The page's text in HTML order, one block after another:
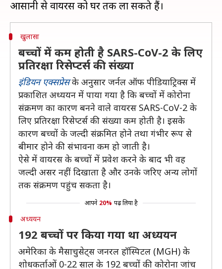
खुलासा
बच्चों में कम होती है SARS-CoV-2 के लिए
प्रतिरक्षा रिसेप्टर्स की संख्या
इंडियन एक्सप्रेसके अनुसार जर्नल ऑफ पीडियाट्रिक्स में
प्रकाशित अध्ययन में पाया गया है कि बच्चों में कोरोना
संक्रमण का कारण बनने वाले वायरस SARS-CoV-2 के
लिए प्रतिरक्षा रिसेप्टर्स की संख्या कम होती है। इसके
कारण बच्चों के जल्दी संक्रमित होने तथा गंभीर रूप से
बीमार होने की संभावना कम हो जाती है।
ऐसे में वायरस के बच्चों में प्रवेश करने के बाद भी वह
जल्दी असर नहीं दिखाता है और उनके जरिए अन्य लोगों
तक संक्रमण पहुंच सकता है।
आपने 20% पढ़ लिया है
अध्ययन
192 बच्चों पर किया गया था अध्ययन
अमेरिका के मैसाचुसेट्स जनरल हॉस्पिटल (MGH) के
शोधकर्ताओं 0-22 साल के 192 बच्चों की कोरोना जांच